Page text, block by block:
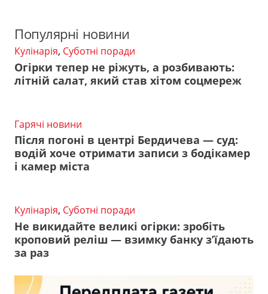
Популярні новини
Кулінарія, Суботні поради
Огірки тепер не ріжуть, а розбивають:
літній салат, який став хітом соцмереж
Гарячі новини
Після погоні в центрі Бердичева — суд:
водій хоче отримати записи з бодікамер
і камер міста
Кулінарія, Суботні поради
Не викидайте великі огірки: зробіть
кроповий реліш — взимку банку з’їдають
за раз